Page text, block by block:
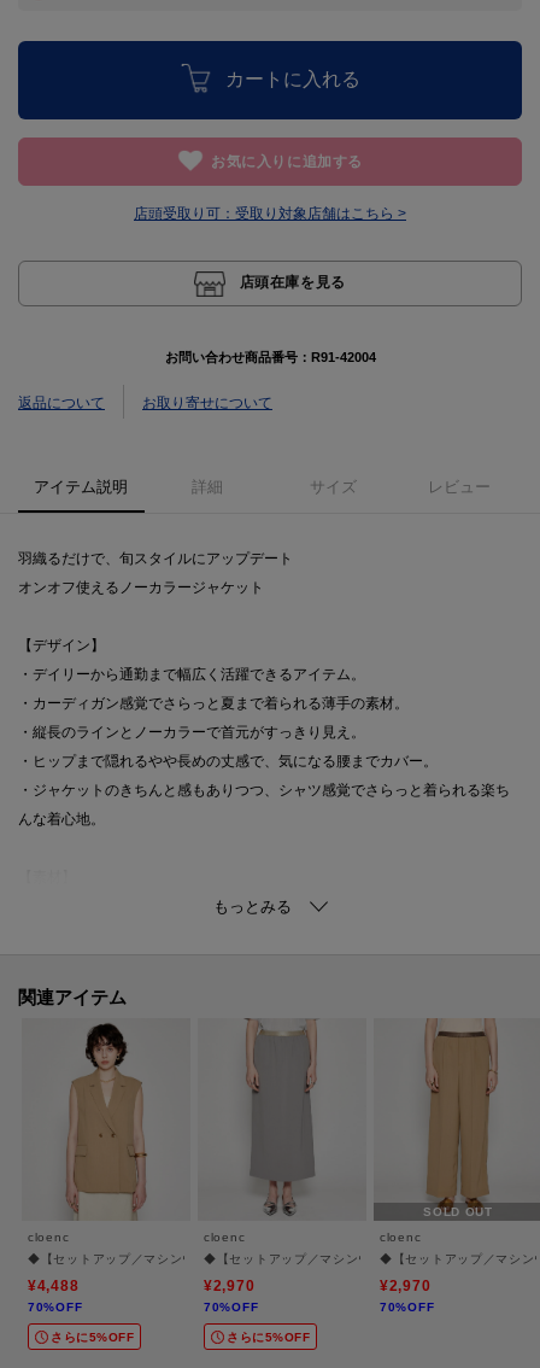
カートに入れる
お気に入りに追加する
店頭受取り可： 受取り対象店舗はこちら >
店頭在庫を見る
お問い合わせ商品番号： R91-42004
返品について お取り寄せについて
アイテム説明 詳細 サイズ レビュー
羽織るだけで、旬スタイルにアップデート
オンオフ使えるノーカラージャケット
【デザイン】
・デイリーから通勤まで幅広く活躍できるアイテム。
・カーディガン感覚でさらっと夏まで着られる薄手の素材。
・縦長のラインとノーカラーで首元がすっきり見え。
・ヒップまで隠れるやや長めの丈感で、気になる腰までカバー。
・ジャケットのきちんと感もありつつ、シャツ感覚でさらっと着られる楽ち
んな着心地。
・夏まで使えるさらっと軽やかな薄手の素材。
【着こなしポイント】
・オフィススタイルには、テーパードパンツやブラウスとの組み合わせで好
・同素材のボトムスとセットアップ着用もおすすめ。
・デニムと合わせたカジュアルスタイルでも大人っぽくまとまるアイテム。
・いつものスタイルにさらりと羽織るだけで、きちんと感のあるコーデが完
ーーーーーーーーーーーーーーーーーーーーーーーー
気になるアイテムはお気に入り登録がおすすめ！
お気に入り登録で、再入荷通知やお値下げ情報をお知らせ。
お得な情報をいち早くお届けいたします！
関連アイテム
cloenc
◆【セットアップ／マシンウォッシュ】テーラードベスト
¥4,488
70%OFF
さらに5%OFF
cloenc
◆【セットアップ／マシンウォッシュ】イージーIライン
¥2,970
70%OFF
さらに5%OFF
SOLD OUT
cloenc
◆【セットアップ／マシン
¥2,970
70%OFF